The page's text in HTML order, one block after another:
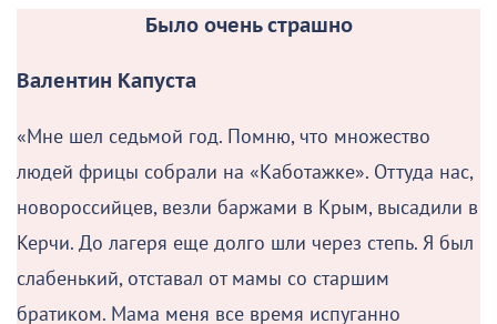
Было очень страшно
Валентин Капуста
«Мне шел седьмой год. Помню, что множество